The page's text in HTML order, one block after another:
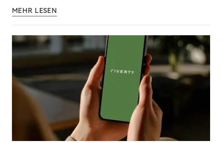
MEHR LESEN